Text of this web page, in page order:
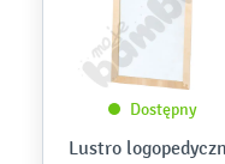
Dostępny
Lustro